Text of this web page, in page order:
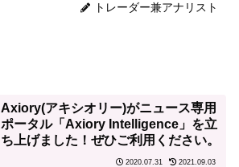
トレーダー兼アナリスト
Axiory(アキシオリー)がニュース専用
ポータル「Axiory Intelligence」を立
ち上げました！ぜひご利用ください。
2020.07.31 2021.09.03